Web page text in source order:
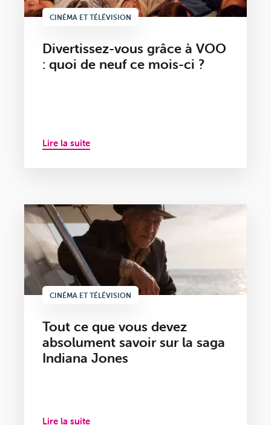
CINÉMA ET TÉLÉVISION
Divertissez-vous grâce à VOO
: quoi de neuf ce mois-ci ?
Lire la suite
CINÉMA ET TÉLÉVISION
Tout ce que vous devez
absolument savoir sur la saga
Indiana Jones
Lire la suite